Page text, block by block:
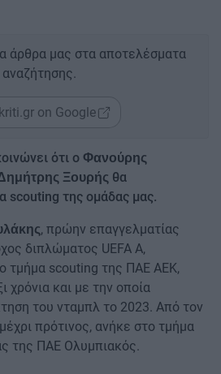
άρθρα μας στα αποτελέσματα
αναζήτησης.
on Google
ότι ο Φανούρης
Ξουρής θα
scouting της ομάδας μας.
, πρώην επαγγελματίας
διπλώματος UEFA A,
τμήμα scouting της ΠΑΕ ΑΕΚ,
χρόνια και με την οποία
του νταμπλ το 2023. Από τον
πρότινος, ανήκε στο τμήμα
της ΠΑΕ Ολυμπιακός.